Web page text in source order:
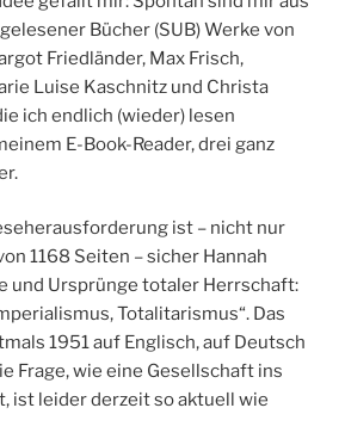
Bücher (SUB) Werke von
Friedländer, Max Frisch,
Luise Kaschnitz und Christa
ich endlich (wieder) lesen
E-Book-Reader, drei ganz
ist – nicht nur
1168 Seiten – sicher Hannah
und Ursprünge totaler Herrschaft:
Totalitarismus“. Das
1951 auf Englisch, auf Deutsch
Frage, wie eine Gesellschaft ins
ist leider derzeit so aktuell wie